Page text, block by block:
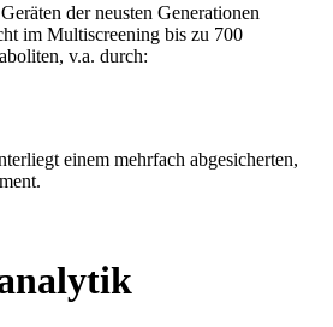
der neusten Generationen
im Multiscreening bis zu 700
v.a. durch:
einem mehrfach abgesicherten,